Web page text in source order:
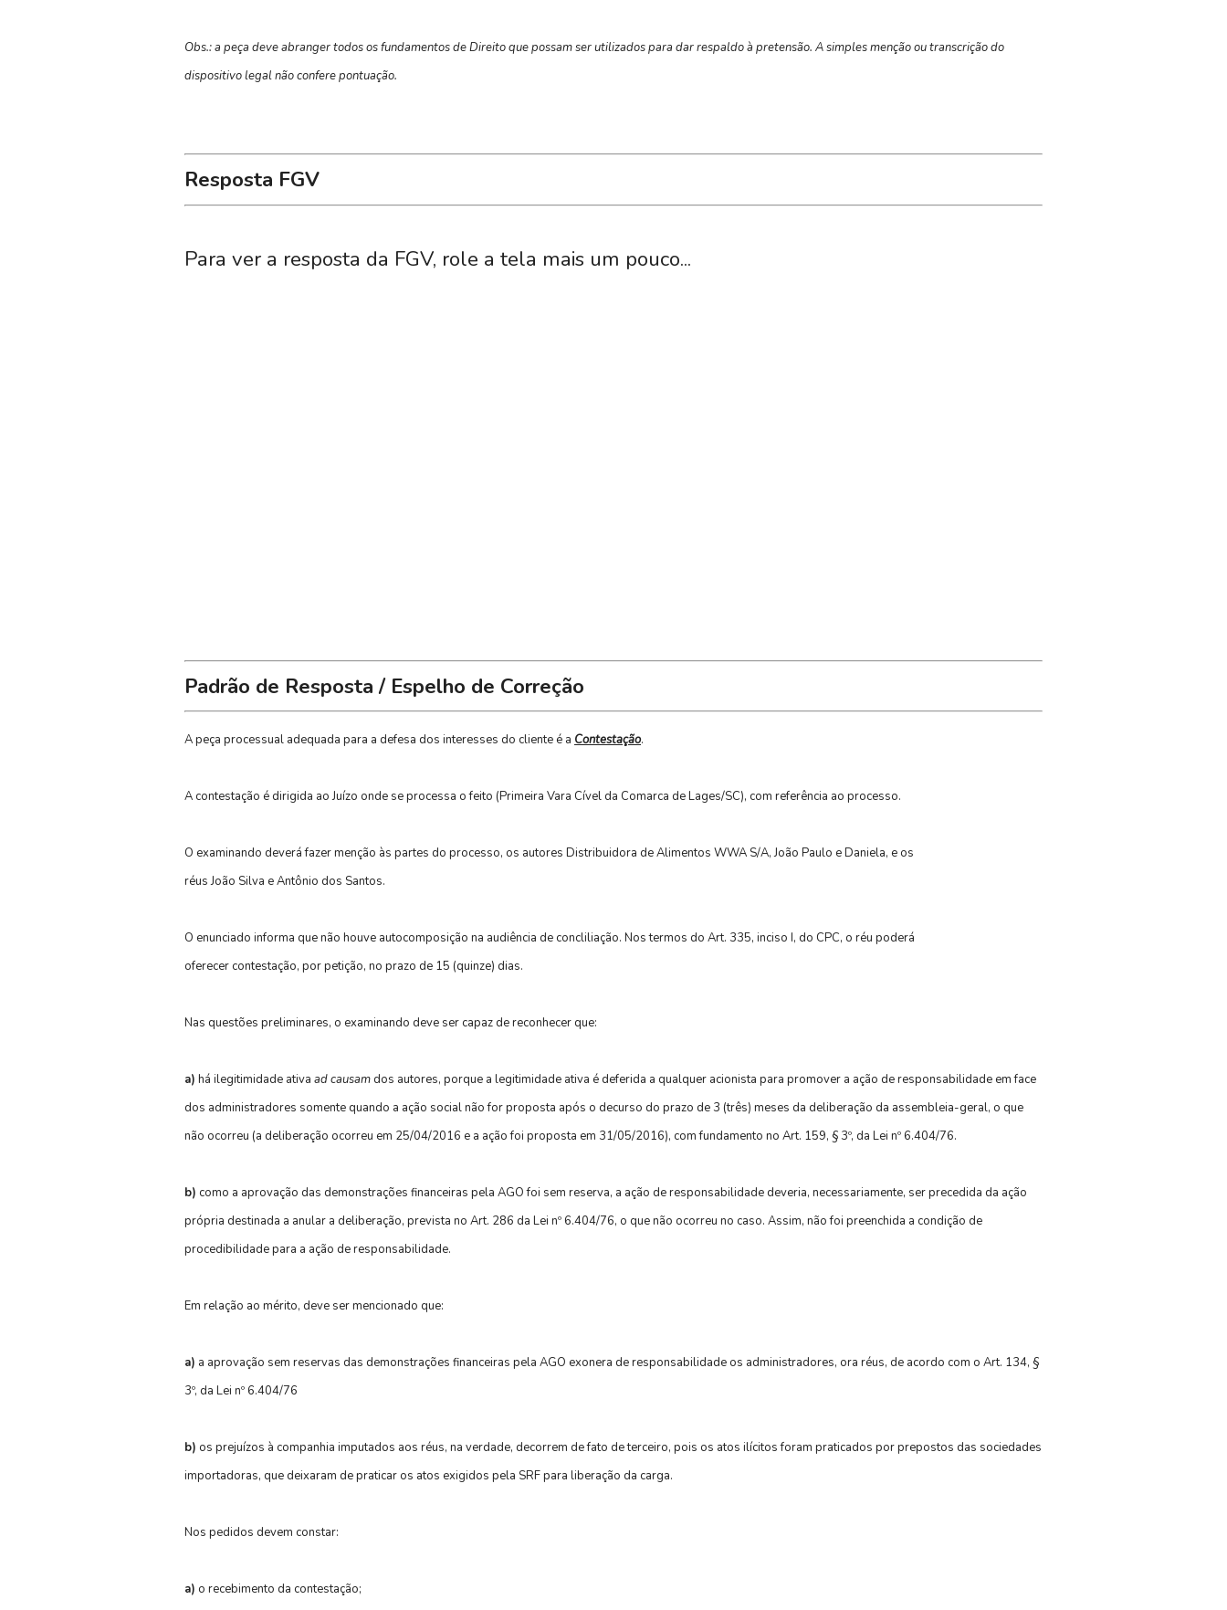
Obs.: a peça deve abranger todos os fundamentos de Direito que possam ser utilizados para dar respaldo à pretensão. A simples menção ou transcrição do
dispositivo legal não confere pontuação.
Resposta FGV
Para ver a resposta da FGV, role a tela mais um pouco...
Padrão de Resposta / Espelho de Correção
A peça processual adequada para a defesa dos interesses do cliente é a Contestação.
A contestação é dirigida ao Juízo onde se processa o feito (Primeira Vara Cível da Comarca de Lages/SC), com referência ao processo.
O examinando deverá fazer menção às partes do processo, os autores Distribuidora de Alimentos WWA S/A, João Paulo e Daniela, e os
réus João Silva e Antônio dos Santos.
O enunciado informa que não houve autocomposição na audiência de concliliação. Nos termos do Art. 335, inciso I, do CPC, o réu poderá
oferecer contestação, por petição, no prazo de 15 (quinze) dias.
Nas questões preliminares, o examinando deve ser capaz de reconhecer que:
a) há ilegitimidade ativa ad causamdos autores, porque a legitimidade ativa é deferida a qualquer acionista para promover a ação de responsabilidade em face
dos administradores somente quando a ação social não for proposta após o decurso do prazo de 3 (três) meses da deliberação da assembleia-geral, o que
não ocorreu (a deliberação ocorreu em 25/04/2016 e a ação foi proposta em 31/05/2016), com fundamento no Art. 159, § 3º, da Lei nº 6.404/76.
b) como a aprovação das demonstrações financeiras pela AGO foi sem reserva, a ação de responsabilidade deveria, necessariamente, ser precedida da ação
própria destinada a anular a deliberação, prevista no Art. 286 da Lei nº 6.404/76, o que não ocorreu no caso. Assim, não foi preenchida a condição de
procedibilidade para a ação de responsabilidade.
Em relação ao mérito, deve ser mencionado que:
a) a aprovação sem reservas das demonstrações financeiras pela AGO exonera de responsabilidade os administradores, ora réus, de acordo com o Art. 134, §
3º, da Lei nº 6.404/76
b) os prejuízos à companhia imputados aos réus, na verdade, decorrem de fato de terceiro, pois os atos ilícitos foram praticados por prepostos das sociedades
importadoras, que deixaram de praticar os atos exigidos pela SRF para liberação da carga.
Nos pedidos devem constar:
a) o recebimento da contestação;